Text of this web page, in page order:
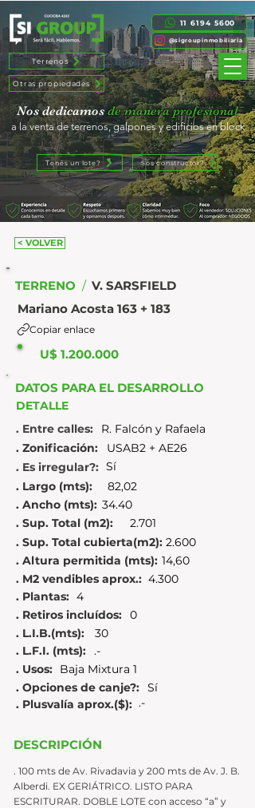
11 6194 5600
@sigroupinmobiliaria
Tenés un lote? Sos constructor?
Otras propiedades
Nos dedicamosde manera profesional
a la venta de terrenos, galpones y edificios en block
Terrenos
< VOLVER
TERRENO / V. SARSFIELD
Mariano Acosta 163 + 183
Copiar enlace
U$ 1.200.000
DATOS PARA EL DESARROLLO
DETALLE
. Entre calles:
R. Falcón y Rafaela
. Zonificación:
USAB2 + AE26
. Es irregular?: Sí
. Largo (mts):
82,02
. Ancho (mts): 34.40
. Sup. Total (m2):
2.701
. Sup. Total cubierta(m2): 2.600
. Altura permitida (mts): 14,60
. M2 vendibles aprox.: 4.300
. Plantas: 4
. Retiros incluídos: 0
. L.I.B.(mts):
30
. L.F.I. (mts): .-
. Usos: Baja Mixtura 1
. Opciones de canje?: Sí
. Plusvalía aprox.($): .-
DESCRIPCIÓN
. 100 mts de Av. Rivadavia y 200 mts de Av. J. B.
Alberdi. EX GERIÁTRICO. LISTO PARA
ESCRITURAR. DOBLE LOTE con acceso “a” y